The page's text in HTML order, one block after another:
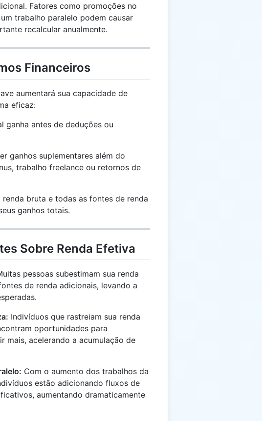
Fatores como promoções no
trabalho paralelo podem causar
recalcular anualmente.
Financeiros
aumentará sua capacidade de
eficaz:
ganha antes de deduções ou
ganhos suplementares além do
trabalho freelance ou retornos de
renda bruta e todas as fontes de renda
ganhos totais.
Sobre Renda Efetiva
pessoas subestimam sua renda
de renda adicionais, levando a
Indivíduos que rastreiam sua renda
oportunidades para
mais, acelerando a acumulação de
Com o aumento dos trabalhos da
estão adicionando fluxos de
aumentando dramaticamente